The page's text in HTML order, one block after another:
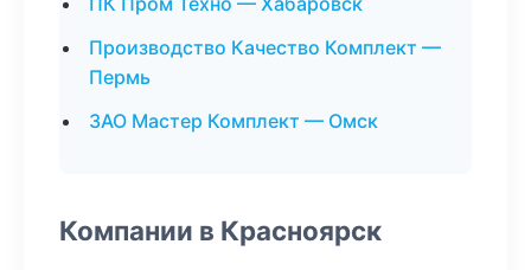
Производство Качество Комплект —
Пермь
ЗАО Мастер Комплект — Омск
Компании в Красноярск